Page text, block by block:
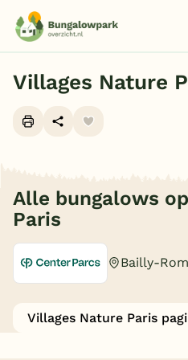
Last
Villages Nature
Alle bungalows
Paris
Bailly-
Villages Nature Paris
Je gekozen filters (0)
Luxe bungalow (14)